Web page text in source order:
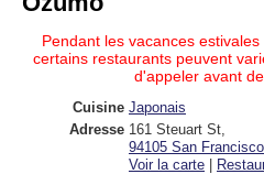
Pendant les vacances
certains restaurants peuvent
d'appeler avant
Cuisine Japonais
Adresse 161 Steuart St
94105 San
Voir la carte